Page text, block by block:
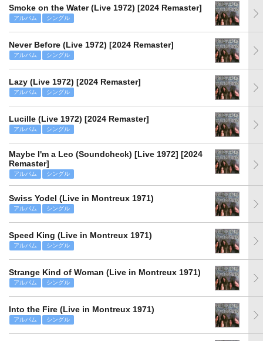
Smoke on the Water (Live 1972) [2024 Remaster]
アルバム シングル
Never Before (Live 1972) [2024 Remaster]
アルバム シングル
Lazy (Live 1972) [2024 Remaster]
アルバム シングル
Lucille (Live 1972) [2024 Remaster]
アルバム シングル
Maybe I'm a Leo (Soundcheck) [Live 1972] [2024
Remaster]
アルバム シングル
Swiss Yodel (Live in Montreux 1971)
アルバム シングル
Speed King (Live in Montreux 1971)
アルバム シングル
Strange Kind of Woman (Live in Montreux 1971)
アルバム シングル
Into the Fire (Live in Montreux 1971)
アルバム シングル